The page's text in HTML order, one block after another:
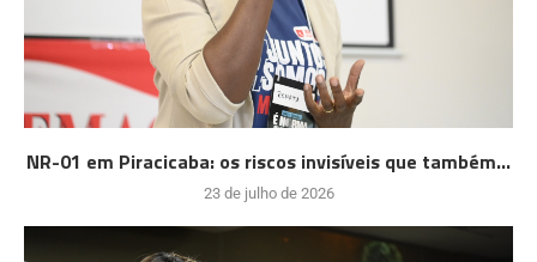
NR-01 em Piracicaba: os riscos invisíveis que também...
23 de julho de 2026